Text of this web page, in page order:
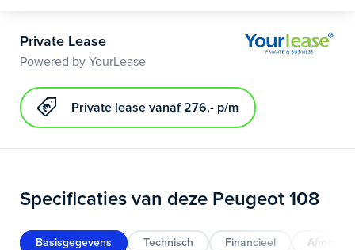
Private Lease
Powered by YourLease
Private lease vanaf 276,- p/m
Specificaties van deze Peugeot 108
Basisgegevens Technisch Financieel